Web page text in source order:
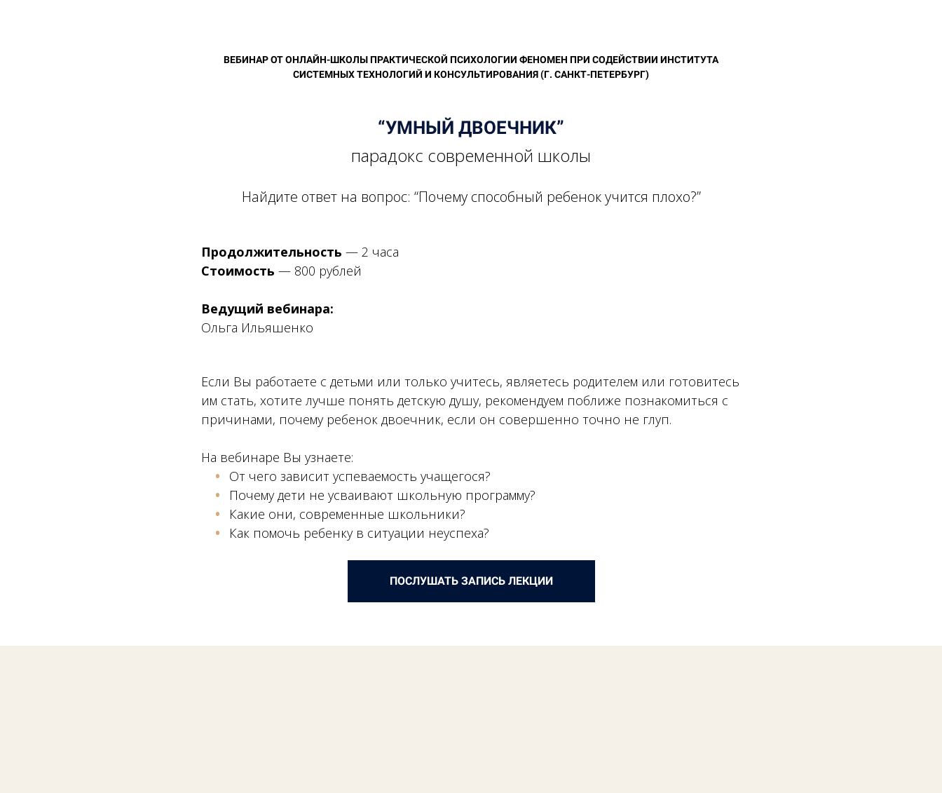
ВЕБИНАР ОТ ОНЛАЙН-ШКОЛЫ ПРАКТИЧЕСКОЙ ПСИХОЛОГИИ ФЕНОМЕН ПРИ СОДЕЙСТВИИ ИНСТИТУТА
СИСТЕМНЫХ ТЕХНОЛОГИЙ И КОНСУЛЬТИРОВАНИЯ (Г. САНКТ-ПЕТЕРБУРГ)
“УМНЫЙ ДВОЕЧНИК”
парадокс современной школы
Найдите ответ на вопрос: “Почему способный ребенок учится плохо?”
Продолжительность — 2 часа
Стоимость — 800 рублей
Ведущий вебинара:
Ольга Ильяшенко
Если Вы работаете с детьми или только учитесь, являетесь родителем или готовитесь
им стать, хотите лучше понять детскую душу, рекомендуем поближе познакомиться с
причинами, почему ребенок двоечник, если он совершенно точно не глуп.
На вебинаре Вы узнаете:
От чего зависит успеваемость учащегося?
Почему дети не усваивают школьную программу?
Какие они, современные школьники?
Как помочь ребенку в ситуации неуспеха?
ПОСЛУШАТЬ ЗАПИСЬ ЛЕКЦИИ